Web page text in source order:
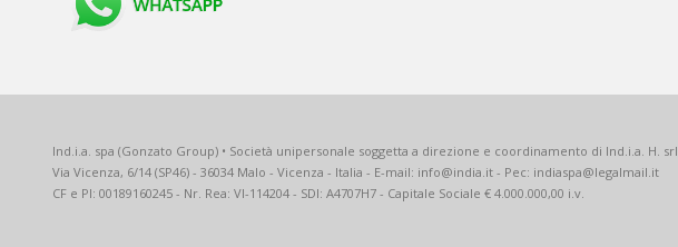
Ind.i.a. spa (Gonzato Group) • Società unipersonale soggetta a direzione e coordinamento di Ind.i.a. H. srl
Via Vicenza, 6/14 (SP46) - 36034 Malo - Vicenza - Italia - E-mail: info@india.it - Pec: indiaspa@legalmail.it
CF e PI: 00189160245 - Nr. Rea: VI-114204 - SDI: A4707H7 - Capitale Sociale € 4.000.000,00 i.v.